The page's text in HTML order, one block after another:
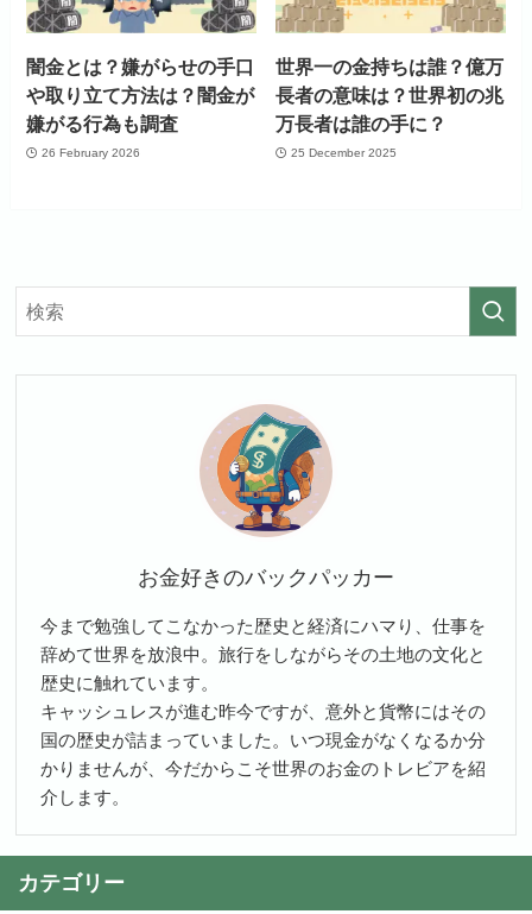
闇金とは？嫌がらせの手口
や取り立て方法は？闇金が
嫌がる行為も調査
26 February 2026
世界一の金持ちは誰？億万
長者の意味は？世界初の兆
万長者は誰の手に？
25 December 2025
お金好きのバックパッカー
今まで勉強してこなかった歴史と経済にハマり、仕事を
辞めて世界を放浪中。旅行をしながらその土地の文化と
歴史に触れています。
キャッシュレスが進む昨今ですが、意外と貨幣にはその
国の歴史が詰まっていました。いつ現金がなくなるか分
かりませんが、今だからこそ世界のお金のトレビアを紹
介します。
カテゴリー